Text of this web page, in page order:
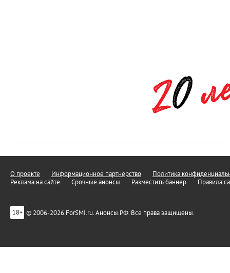
О проекте Информационное партнерство
Политика
Реклама на сайте
Срочные анонсы Разместить баннер Правила
18+ © 2006-2026 ForSMI.ru. Анонсы.РФ. Все права защищены.